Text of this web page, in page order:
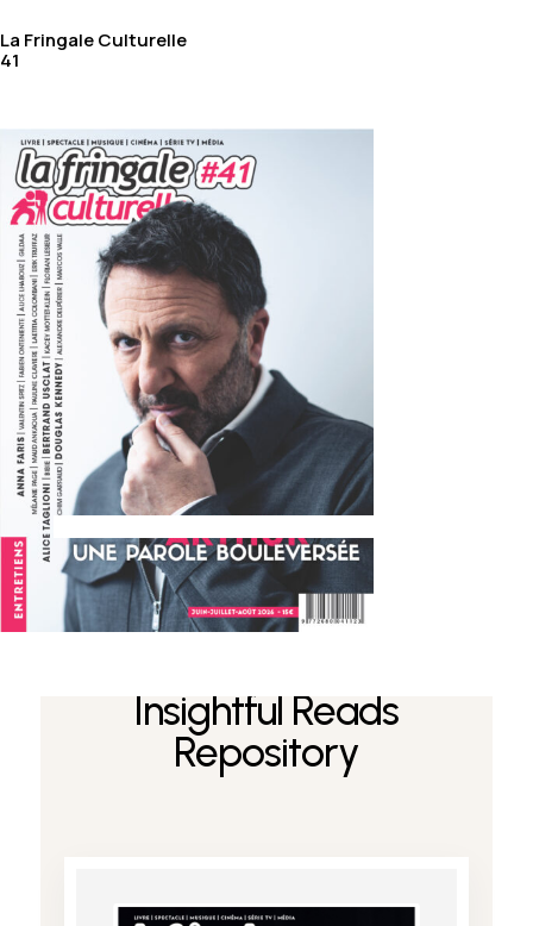
La Fringale Culturelle
41
Cover
Behind the Scenes
Etiam laoreet facilisis massa at scelerisque Proin
malesuada auctor enim ut hendrer.
Insightful Reads
Repository